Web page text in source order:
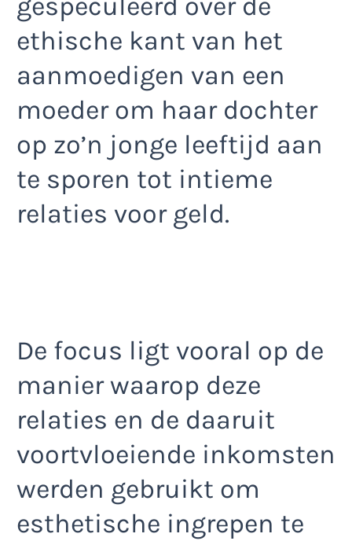
ethische kant van het
aanmoedigen van een
moeder om haar dochter
op zo’n jonge leeftijd aan
te sporen tot intieme
relaties voor geld.
De focus ligt vooral op de
manier waarop deze
relaties en de daaruit
voortvloeiende inkomsten
werden gebruikt om
esthetische ingrepen te